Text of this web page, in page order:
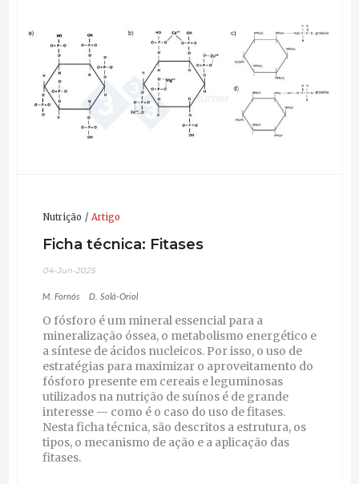
Nutrição Artigo
Ficha técnica: Fitases
04-Jun-2025
M. Fornós D. Solà-Oriol
O fósforo é um mineral essencial para a
mineralização óssea, o metabolismo energético e
a síntese de ácidos nucleicos. Por isso, o uso de
estratégias para maximizar o aproveitamento do
fósforo presente em cereais e leguminosas
utilizados na nutrição de suínos é de grande
interesse — como é o caso do uso de fitases.
Nesta ficha técnica, são descritos a estrutura, os
tipos, o mecanismo de ação e a aplicação das
fitases.